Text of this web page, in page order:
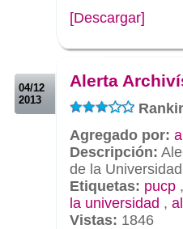
[Descargar]
04/12
2013
Alerta
Agregado por:
Descripción:
de la Universidad
Etiquetas: pucp ,
la universidad ,
Vistas: 1846